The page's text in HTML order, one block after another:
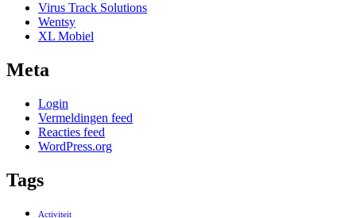
Virus Track Solutions
Wentsy
XL Mobiel
Meta
Login
Vermeldingen feed
Reacties feed
WordPress.org
Tags
Activiteit